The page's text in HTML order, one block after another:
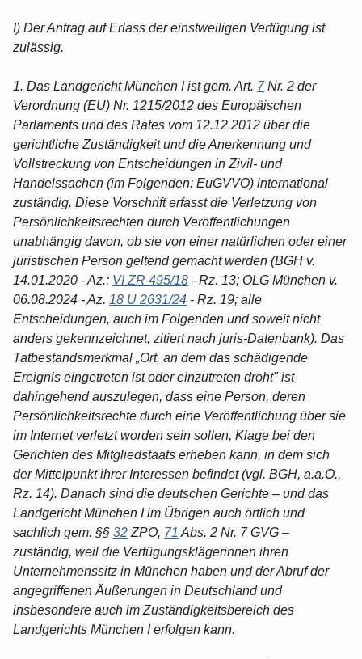
I) Der Antrag auf Erlass der einstweiligen Verfügung ist
zulässig.
1. Das Landgericht München I ist gem. Art. 7Nr. 2 der
Verordnung (EU) Nr. 1215/2012 des Europäischen
Parlaments und des Rates vom 12.12.2012 über die
gerichtliche Zuständigkeit und die Anerkennung und
Vollstreckung von Entscheidungen in Zivil- und
Handelssachen (im Folgenden: EuGVVO) international
zuständig. Diese Vorschrift erfasst die Verletzung von
Persönlichkeitsrechten durch Veröffentlichungen
unabhängig davon, ob sie von einer natürlichen oder einer
juristischen Person geltend gemacht werden (BGH v.
14.01.2020 - Az.: VI ZR 495/18 - Rz. 13; OLG München v.
06.08.2024 - Az. 18 U 2631/24 - Rz. 19; alle
Entscheidungen, auch im Folgenden und soweit nicht
anders gekennzeichnet, zitiert nach juris-Datenbank). Das
Tatbestandsmerkmal „Ort, an dem das schädigende
Ereignis eingetreten ist oder einzutreten droht" ist
dahingehend auszulegen, dass eine Person, deren
Persönlichkeitsrechte durch eine Veröffentlichung über sie
im Internet verletzt worden sein sollen, Klage bei den
Gerichten des Mitgliedstaats erheben kann, in dem sich
der Mittelpunkt ihrer Interessen befindet (vgl. BGH, a.a.O.,
Rz. 14). Danach sind die deutschen Gerichte – und das
Landgericht München I im Übrigen auch örtlich und
sachlich gem. §§ 32 ZPO, 71 Abs. 2 Nr. 7 GVG –
zuständig, weil die Verfügungsklägerinnen ihren
Unternehmenssitz in München haben und der Abruf der
angegriffenen Äußerungen in Deutschland und
insbesondere auch im Zuständigkeitsbereich des
Landgerichts München I erfolgen kann.